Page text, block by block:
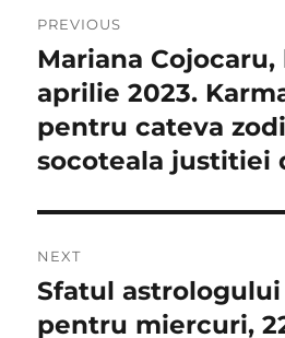
în
articole
PREVIOUS
Previous
post:
Mariana
aprilie 2023.
pentru cateva
socoteala justitiei
NEXT
Next
post:
Sfatul astrologului
pentru miercuri,